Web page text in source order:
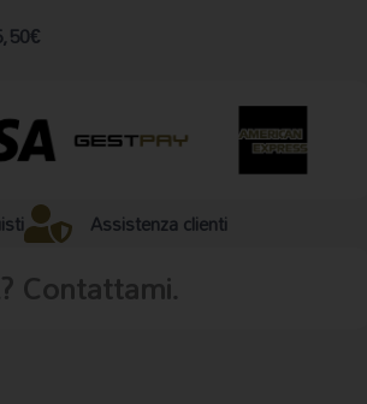
Assistenza clienti
Contattami.